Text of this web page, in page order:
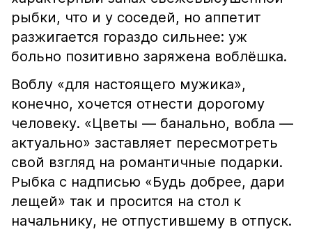
рыбки, что и у соседей, но аппетит
разжигается гораздо сильнее: уж
больно позитивно заряжена воблёшка.
Воблу «для настоящего мужика»,
конечно, хочется отнести дорогому
человеку. «Цветы — банально, вобла —
актуально» заставляет пересмотреть
свой взгляд на романтичные подарки.
Рыбка с надписью «Будь добрее, дари
лещей» так и просится на стол к
начальнику, не отпустившему в отпуск.